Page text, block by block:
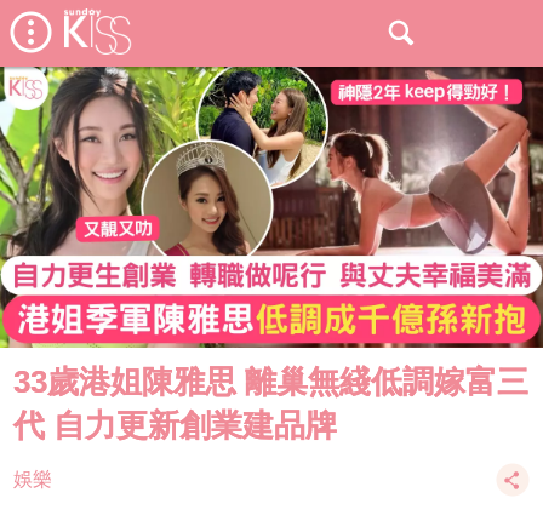
33歲港姐陳雅思 離巢無綫低調嫁富三
代 自力更新創業建品牌
娛樂